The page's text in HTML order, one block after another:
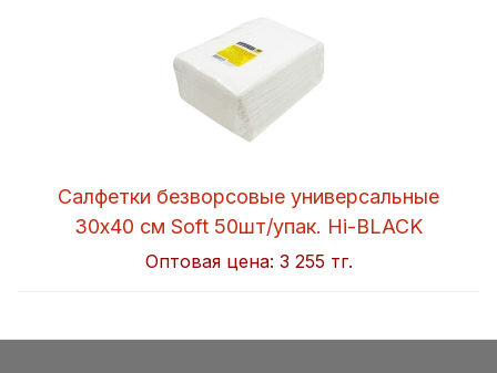
Салфетки безворсовые универсальные
30x40 см Soft 50шт/упак. Hi-BLACK
Оптовая цена: 3 255 тг.